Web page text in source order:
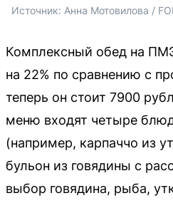
Источник: Анна Мотовилова /
Комплексный обед на
на 22% по сравнению с
теперь он стоит 7900
меню входят четыре
(например, карпаччо из
бульон из говядины с
выбор говядина, рыба,